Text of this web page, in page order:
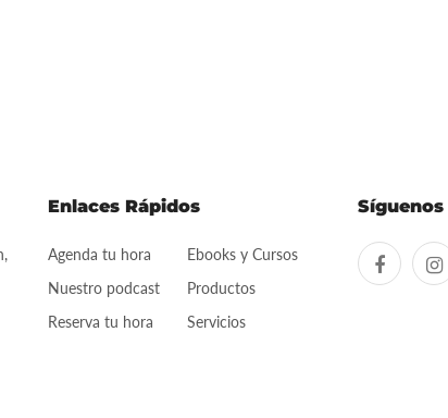
Enlaces Rápidos
Agenda tu hora
Ebooks y Cursos
Nuestro podcast
Productos
Reserva tu hora
Servicios
Síguenos